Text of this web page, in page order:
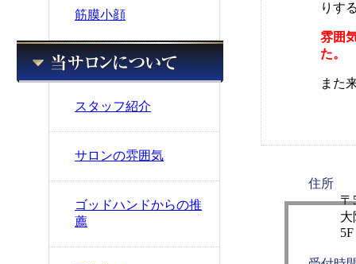
りす
雰囲
た。
また
住所
〒
大
5F
筋膜小顔
スタッフ紹介
サロンの雰囲気
ゴッドハンドからの推
薦